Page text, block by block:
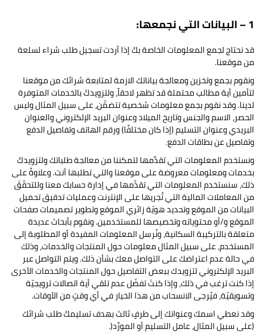
1 – البيانات التي نجمعها:
قد نحتاج لجمع المعلومات الخاصة بكَ إذا أردت تسجيل طلب شراء لسلعة
من موقعنا.
ونقوم بجمع وتخزين ومعالجة بياناتك الازمة لمتابعة شرائك من موقعنا
لتأمين أية مطالب محتملة قد تظهر لاحقاً، ولتزويدكَ بالخدمات المتوفرة
لدينا. وقد نقوم بجمع معلومات شخصية تتضمَّن، على سبيل المثال وليس
الحصر، الاسم والجنس وتاريخ الميلاد وعنوان البريد الإلكتروني والعنوان
البريدي وعنوان التسليم (إذا كان مختلفًا) ورقم الهاتف وتفاصيل الدفع
وتفاصيل عن بطاقات الدفع.
ونستخدم المعلومات التي تقدِّمها لتمكننا من معالجة طلباتك ولتزويدكَ
بخدمات ومعلومات معروضة على موقعنا والتي تطلبها أنت. وعلاوةً على
ذلك، سنستخدم المعلومات التي تقدَّمها في إدارة حسابك معنا وللتحقّقَ
من المعاملات المالية التي تُجريها على الإنترنت وعمليات تدقيق تحميل
البيانات من الموقع وتحديد هويّة زائري الموقع وتطوير تصميمات صفحات
الموقع و/أو محتوياته وتخصيصها للمستخدمين. ونقوم بأبحاث عديدة
متعلقة بالتركيبة السكانية، ونُرسل المعلومات المفيدة أو المطلوبة إلى
المستخدم، على سبيل المثال معلومات حول المنتجات والخدمات، وذلك
في حالة عدم اعتراضك على التواصل معك بشأن ذلك. ويتم التواصل عبر
البريد الإلكتروني لتزويدك ببعض التفاصيل حول المنتجات والخدمات الأخرى
إذا كنت ترغب في ذلك، وإذا كنتَ تفضّل عدم تلقي أية اتصالات ترويجيّة
وتسويقيّة، فيُرجى الانسحاب من هذا الخيار في أي وقتٍ من الأوقات.
وقد نعطي اسمك وعنوانك إلى طرفٍ ثالث بهدف تسليمكَ طلب شرائك
(على سبيل المثال، عامل التسليم أو المورِّد(.